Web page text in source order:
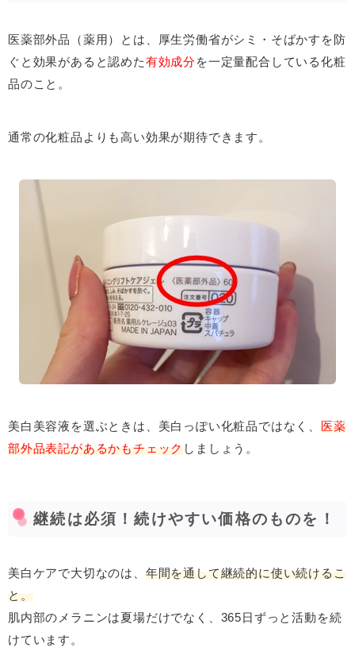
医薬部外品（薬用）とは、厚生労働省がシミ・そばかすを防
ぐと効果があると認めた有効成分を一定量配合している化粧
品のこと。
通常の化粧品よりも高い効果が期待できます。
美白美容液を選ぶときは、美白っぽい化粧品ではなく、 医薬
部外品表記があるかもチェックしましょう。
継続は必須！続けやすい価格のものを！
美白ケアで大切なのは、 年間を通して継続的に使い続けるこ
と。
肌内部のメラニンは夏場だけでなく、365日ずっと活動を続
けています。